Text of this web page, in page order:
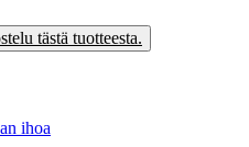
tästä tuotteesta.
ihoa